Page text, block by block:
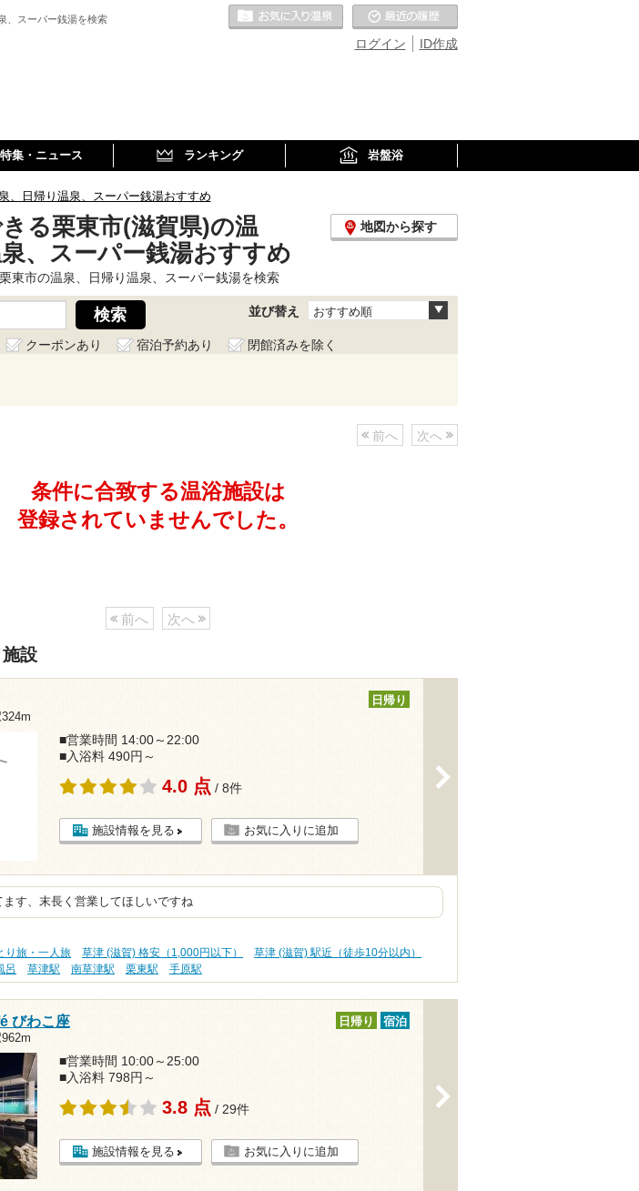
、スーパー銭湯を検索
ID作成
ログイン
お気に入りの温泉
特集・ニュース ランキング 岩盤浴
、日帰り温泉、スーパー銭湯おすすめ
る栗東市(滋賀県)の温
、スーパー銭湯おすすめ
地図から探す
東市の温泉、日帰り温泉、スーパー銭湯を検索
並び替え おすすめ順
クーポンあり 宿泊予約あり
閉館済みを除く
前へ 次へ
条件に合致する温浴施設は
登録されていませんでした。
前へ 次へ
設
日帰り
■営業時間 14:00～22:00
■入浴料 490円～
4.0 点 / 8件
施設情報を見る お気に入りに追加
ます、末長く営業してほしいですね
り旅・一人旅 草津 (滋賀) 格安（1,000円以下）
草津 (滋賀) 駅近（徒歩10分以内）
呂
草津駅 南草津駅 栗東駅 手原駅
びわこ座 日帰り 宿泊
■営業時間 10:00～25:00
■入浴料 798円～
3.8 点 / 29件
施設情報を見る お気に入りに追加